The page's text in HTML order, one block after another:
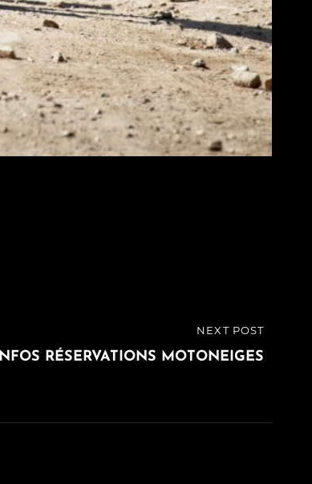
NEXT POST
INFOS RÉSERVATIONS MOTONEIGES